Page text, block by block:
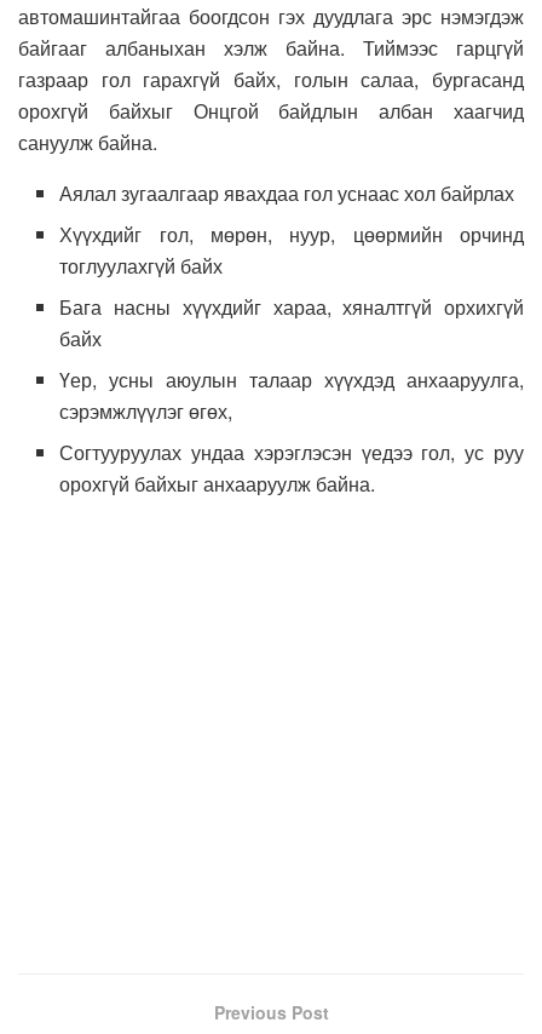
автомашинтайгаа боогдсон гэх дуудлага эрс нэмэгдэж
байгааг албаныхан хэлж байна. Тиймээс гарцгүй
газраар гол гарахгүй байх, голын салаа, бургасанд
орохгүй байхыг Онцгой байдлын албан хаагчид
сануулж байна.
Аялал зугаалгаар явахдаа гол уснаас хол байрлах
Хүүхдийг гол, мөрөн, нуур, цөөрмийн орчинд
тоглуулахгүй байх
Бага насны хүүхдийг хараа, хяналтгүй орхихгүй
байх
Үер, усны аюулын талаар хүүхдэд анхааруулга,
сэрэмжлүүлэг өгөх,
Согтууруулах ундаа хэрэглэсэн үедээ гол, ус руу
орохгүй байхыг анхааруулж байна.
Previous Post